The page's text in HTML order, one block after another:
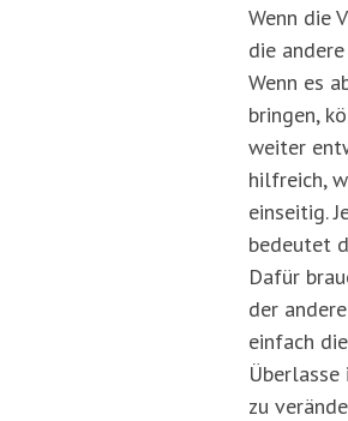
Wenn die
die
Wenn es
bringen,
weiter
hilfreich,
einseitig.
bedeutet
Dafür
der
einfach
zu